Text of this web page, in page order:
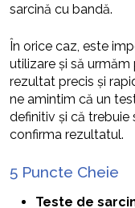
sarcină cu bandă.
În orice caz, este
utilizare și să
rezultat precis și
ne amintim că un
definitiv și că
confirma rezultatul.
5 Puncte Cheie
Teste de